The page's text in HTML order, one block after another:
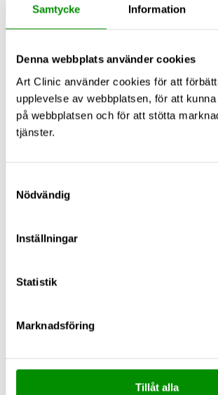
Samtycke Information
Denna webbplats använder cookies
Art Clinic använder cookies för att
upplevelse av webbplatsen, för att
på webbplatsen och för att stötta
tjänster.
Nödvändig
Inställningar
Statistik
Marknadsföring
Tillåt alla